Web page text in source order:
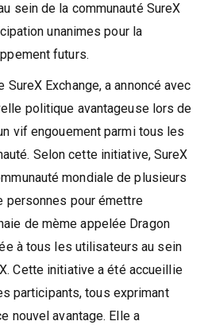
sein de la communauté SureX
unanimes pour la
futurs.
SureX Exchange, a annoncé avec
politique avantageuse lors de
vif engouement parmi tous les
Selon cette initiative, SureX
mondiale de plusieurs
personnes pour émettre
de mème appelée Dragon
à tous les utilisateurs au sein
Cette initiative a été accueillie
participants, tous exprimant
nouvel avantage. Elle a